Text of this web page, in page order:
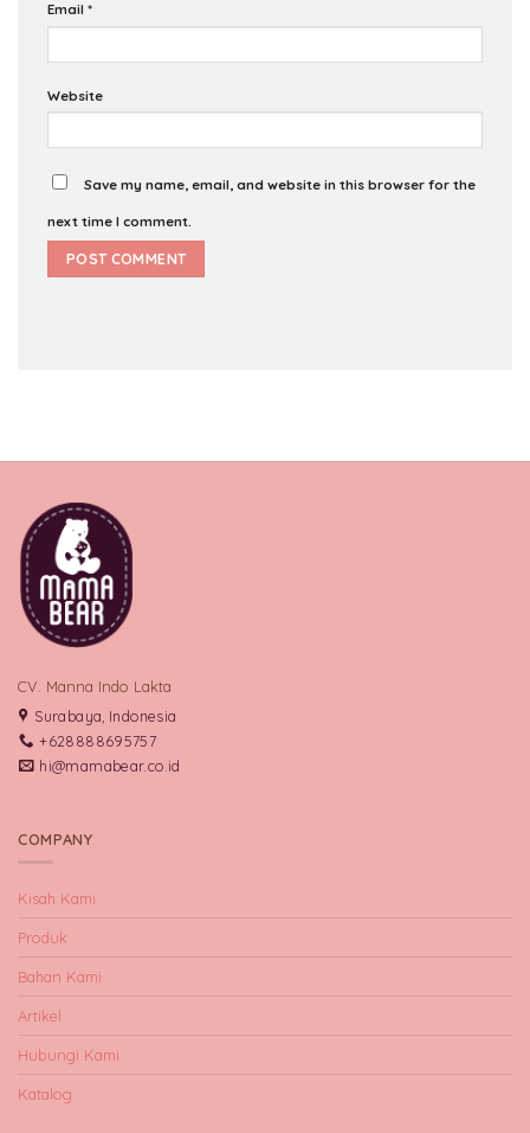
Email *
Website
Save my name, email, and website in this browser for the
next time I comment.
CV. Manna Indo Lakta
Surabaya, Indonesia
+628888695757
hi@mamabear.co.id
COMPANY
Kisah Kami
Produk
Bahan Kami
Artikel
Hubungi Kami
Katalog